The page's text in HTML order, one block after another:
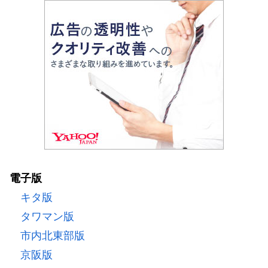
電子版
キタ版
タワマン版
市内北東部版
京阪版